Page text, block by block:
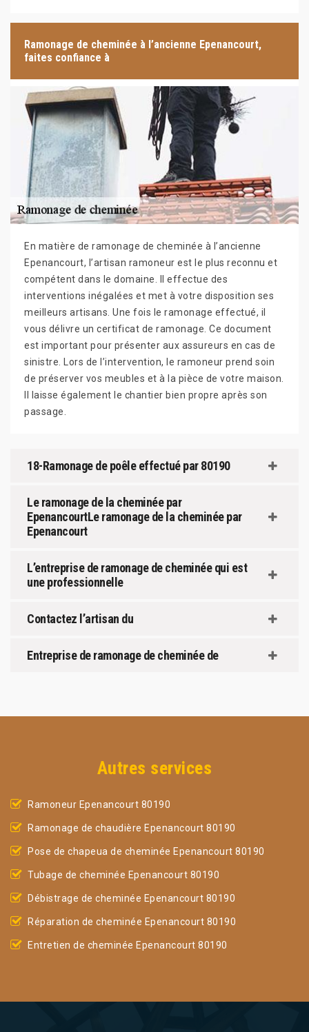
Ramonage de cheminée à l’ancienne Epenancourt,
faites confiance à
En matière de ramonage de cheminée à l’ancienne
Epenancourt, l’artisan ramoneur est le plus reconnu et
compétent dans le domaine. Il effectue des
interventions inégalées et met à votre disposition ses
meilleurs artisans. Une fois le ramonage effectué, il
vous délivre un certificat de ramonage. Ce document
est important pour présenter aux assureurs en cas de
sinistre. Lors de l’intervention, le ramoneur prend soin
de préserver vos meubles et à la pièce de votre maison.
Il laisse également le chantier bien propre après son
passage.
18-Ramonage de poêle effectué par 80190
Le ramonage de la cheminée par
EpenancourtLe ramonage de la cheminée par
Epenancourt
L’entreprise de ramonage de cheminée qui est
une professionnelle
Contactez l’artisan du
Entreprise de ramonage de cheminée de
Autres services
Ramoneur Epenancourt 80190
Ramonage de chaudière Epenancourt 80190
Pose de chapeua de cheminée Epenancourt 80190
Tubage de cheminée Epenancourt 80190
Débistrage de cheminée Epenancourt 80190
Réparation de cheminée Epenancourt 80190
Entretien de cheminée Epenancourt 80190